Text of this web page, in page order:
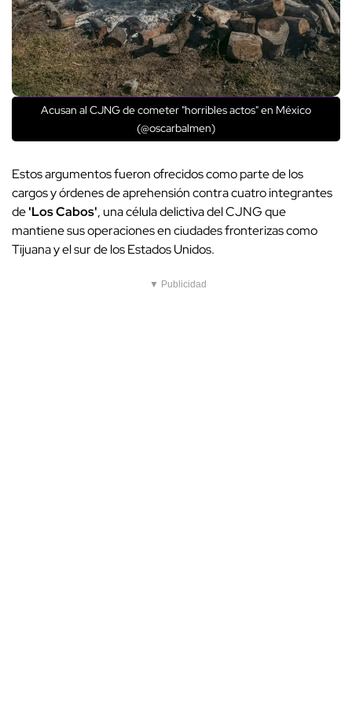
Acusan al CJNG de cometer "horribles actos" en México
(@oscarbalmen)
Estos argumentos fueron ofrecidos como parte de los
cargos y órdenes de aprehensión contra cuatro integrantes
de'Los Cabos', una célula delictiva del CJNG que
mantiene sus operaciones en ciudades fronterizas como
Tijuana y el sur de los Estados Unidos.
▼ Publicidad